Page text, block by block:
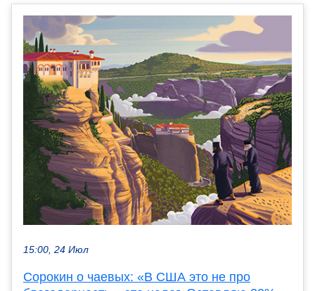
15:00, 24 Июл
Сорокин о чаевых: «В США это не про